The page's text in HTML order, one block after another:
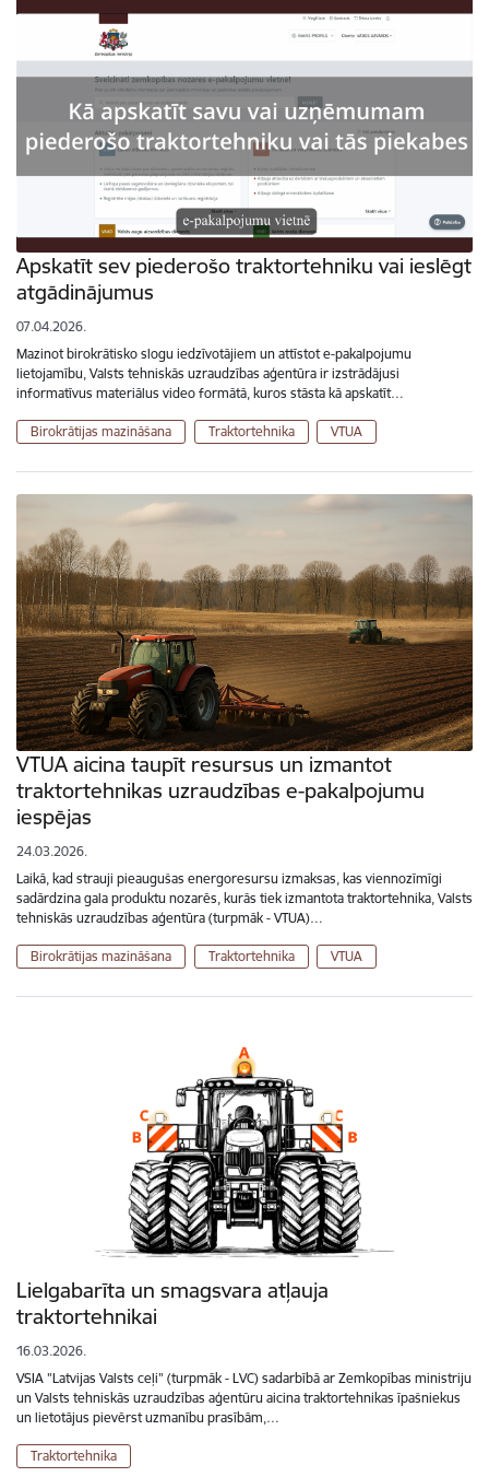
Apskatīt sev piederošo traktortehniku vai ieslēgt
atgādinājumus
07.04.2026.
Mazinot birokrātisko slogu iedzīvotājiem un attīstot e-pakalpojumu
lietojamību, Valsts tehniskās uzraudzības aģentūra ir izstrādājusi
informatīvus materiālus video formātā, kuros stāsta kā apskatīt…
Birokrātijas mazināšana Traktortehnika VTUA
VTUA aicina taupīt resursus un izmantot
traktortehnikas uzraudzības e-pakalpojumu
iespējas
24.03.2026.
Laikā, kad strauji pieaugušas energoresursu izmaksas, kas viennozīmīgi
sadārdzina gala produktu nozarēs, kurās tiek izmantota traktortehnika, Valsts
tehniskās uzraudzības aģentūra (turpmāk - VTUA)…
Birokrātijas mazināšana Traktortehnika VTUA
Lielgabarīta un smagsvara atļauja
traktortehnikai
16.03.2026.
VSIA "Latvijas Valsts ceļi" (turpmāk - LVC) sadarbībā ar Zemkopības ministriju
un Valsts tehniskās uzraudzības aģentūru aicina traktortehnikas īpašniekus
un lietotājus pievērst uzmanību prasībām,…
Traktortehnika